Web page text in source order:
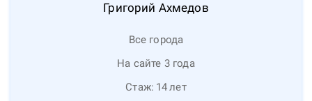
Григорий Ахмедов
Все города
На сайте 3 года
Стаж: 14лет